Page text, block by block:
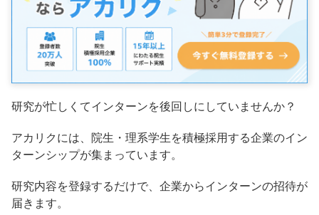
研究が忙しくてインターンを後回しにしていませんか？
アカリクには、院生・理系学生を積極採用する企業のイン
ターンシップが集まっています。
研究内容を登録するだけで、企業からインターンの招待が
届きます。